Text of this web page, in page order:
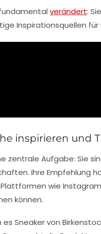
verändert:
Inspirationsquellen
inspirieren und
zentrale Aufgabe: Sie
Ihre Empfehlung
wie
können.
Sneaker von